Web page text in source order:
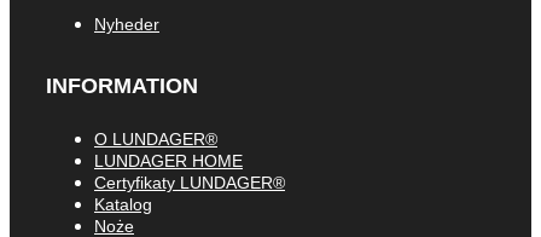
Nyheder
INFORMATION
O LUNDAGER®
LUNDAGER HOME
Certyfikaty LUNDAGER®
Katalog
Noże